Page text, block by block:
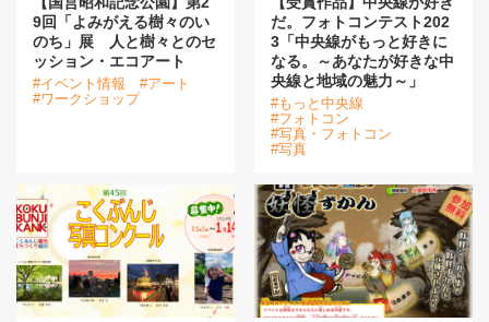
9回「よみがえる樹々のい
のち」展 人と樹々とのセ
ッション・エコアート
#イベント情報
#アート
#ワークショップ
だ。フォトコンテスト202
3「中央線がもっと好きに
なる。～あなたが好きな中
央線と地域の魅力～」
#もっと中央線
#フォトコン
#写真・フォトコン
#写真